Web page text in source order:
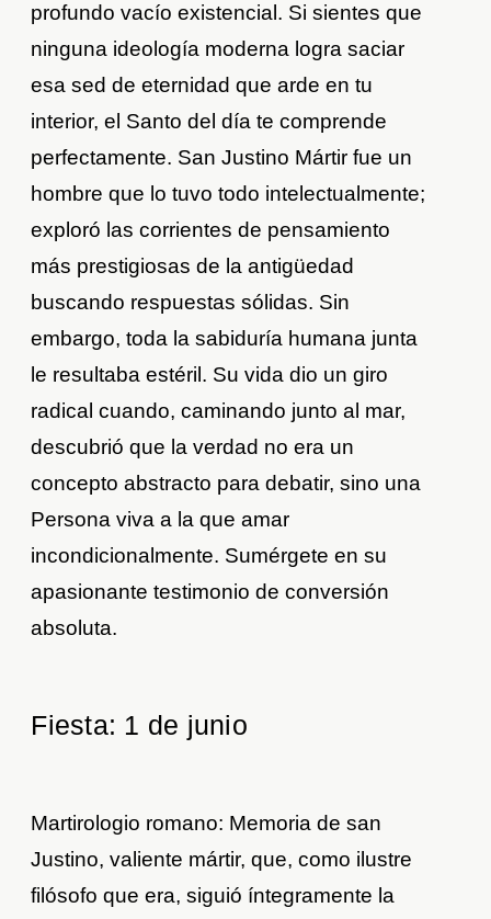
profundo vacío existencial. Si sientes que
ninguna ideología moderna logra saciar
esa sed de eternidad que arde en tu
interior, el Santo del día te comprende
perfectamente. San Justino Mártir fue un
hombre que lo tuvo todo intelectualmente;
exploró las corrientes de pensamiento
más prestigiosas de la antigüedad
buscando respuestas sólidas. Sin
embargo, toda la sabiduría humana junta
le resultaba estéril. Su vida dio un giro
radical cuando, caminando junto al mar,
descubrió que la verdad no era un
concepto abstracto para debatir, sino una
Persona viva a la que amar
incondicionalmente. Sumérgete en su
apasionante testimonio de conversión
absoluta.
Fiesta: 1 de junio
Martirologio romano: Memoria de san
Justino, valiente mártir, que, como ilustre
filósofo que era, siguió íntegramente la